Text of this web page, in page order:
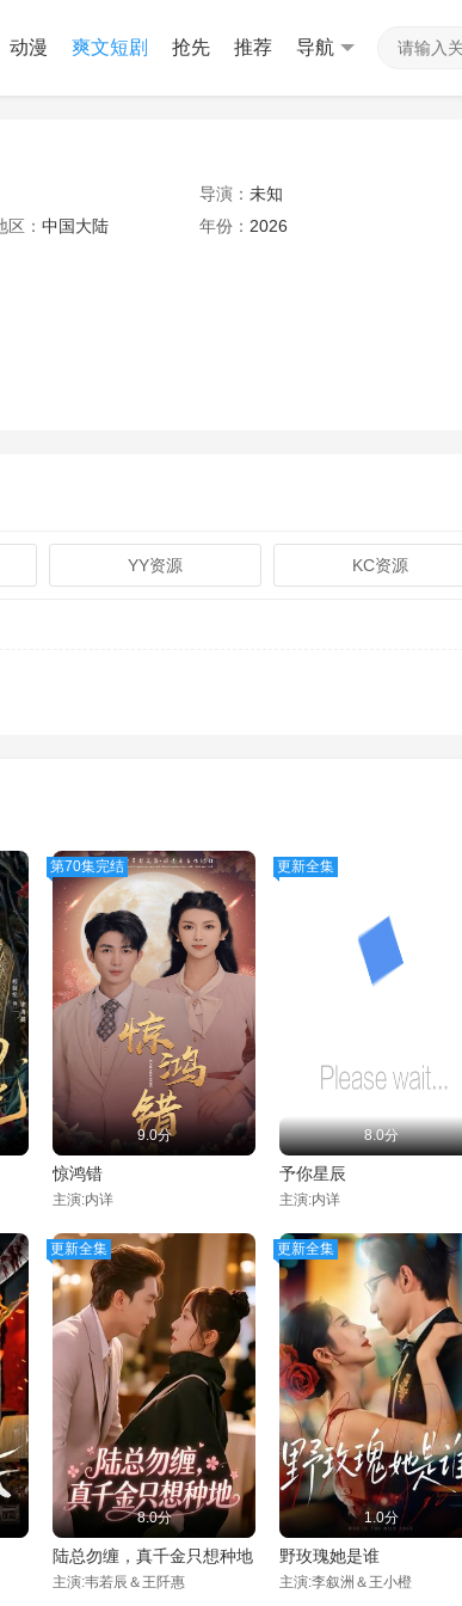
动漫 爽文短剧 抢先 推荐 导航
导演： 未知
区： 中国大陆 年份： 2026
YY资源 KC资源
第70集完结
9.0分
惊鸿错
主演:内详
更新全集
8.0分
予你星辰
主演:内详
更新全集
8.0分
陆总勿缠，真千金只想种地
主演:韦若辰＆王阡惠
更新全集
1.0分
野玫瑰她是谁
主演:李叙洲＆王小橙